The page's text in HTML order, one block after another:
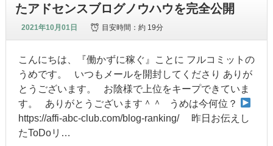
たアドセンスブログノウハウを完全公開
2021年10月01日 目安時間：約 19分
こんにちは、『働かずに稼ぐ』ことに フルコミットの
うめです。 いつもメールを開封してくださり ありが
とうございます。 お陰様で上位をキープできていま
す。 ありがとうございます＾＾ うめは今何位？
https://affi-abc-club.com/blog-ranking/ 昨日お伝えし
たToDoリ…